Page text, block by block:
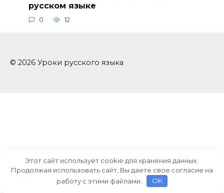
русском языке
0 12
© 2026 Уроки русского языка
Этот сайт использует cookie для хранения данных.
Продолжая использовать сайт, Вы даете свое согласие на
работу с этими файлами.
OK